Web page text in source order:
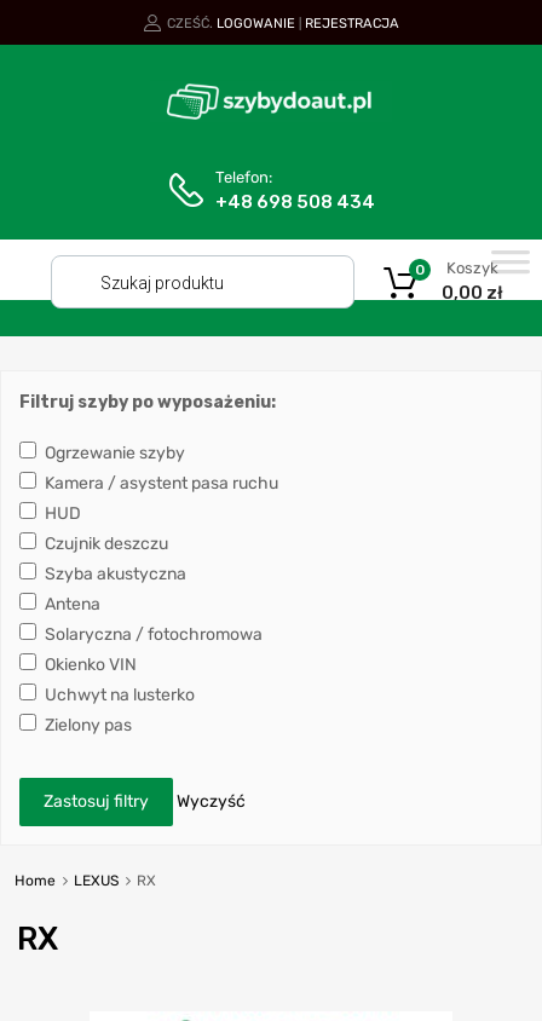
CZEŚĆ. LOGOWANIE REJESTRACJA
Telefon:
+48 698 508 434
Koszyk
0,00 zł
0
Filtruj szyby po wyposażeniu:
Ogrzewanie szyby
Kamera / asystent pasa ruchu
HUD
Czujnik deszczu
Szyba akustyczna
Antena
Solaryczna / fotochromowa
Okienko VIN
Uchwyt na lusterko
Zielony pas
Zastosuj filtry Wyczyść
Home LEXUS RX
RX